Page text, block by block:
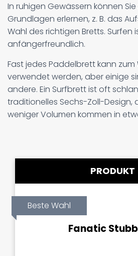
In ruhigen Gewässern können
Grundlagen erlernen, z. B. das
Wahl des richtigen Bretts. Surfen
anfängerfreundlich.
Fast jedes Paddelbrett kann zum
verwendet werden, aber einige
andere. Ein Surfbrett ist oft
traditionelles Sechs-Zoll-Design,
weniger Volumen kommen in
PRODUKT
Beste Wahl
Fanatic